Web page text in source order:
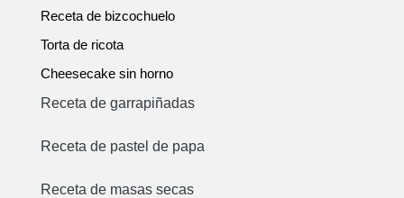
Receta de bizcochuelo
Torta de ricota
Cheesecake sin horno
Receta de garrapiñadas
Receta de pastel de papa
Receta de masas secas